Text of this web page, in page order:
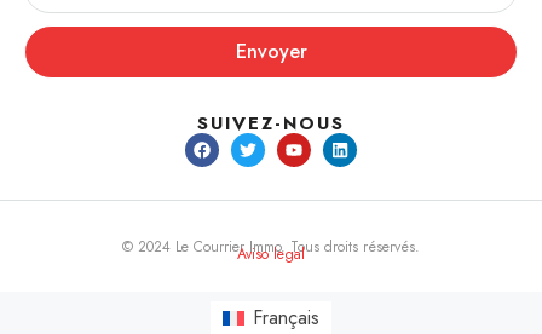
Envoyer
SUIVEZ-NOUS
© 2024 Le Courrier Immo. Tous droits réservés.
Aviso legal
Français